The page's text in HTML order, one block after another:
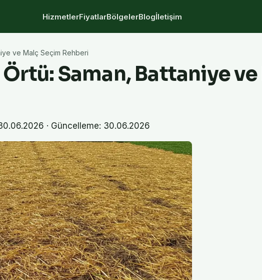
HizmetlerFiyatlarBölgelerBlogİletişim
ve Malç Seçim Rehberi
Saman, Battaniye
· Güncelleme: 30.06.2026